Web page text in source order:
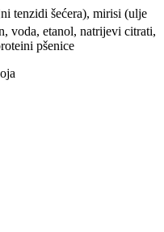
tenzidi šećera), mirisi (ulje
voda, etanol, natrijevi citrati,
pšenice